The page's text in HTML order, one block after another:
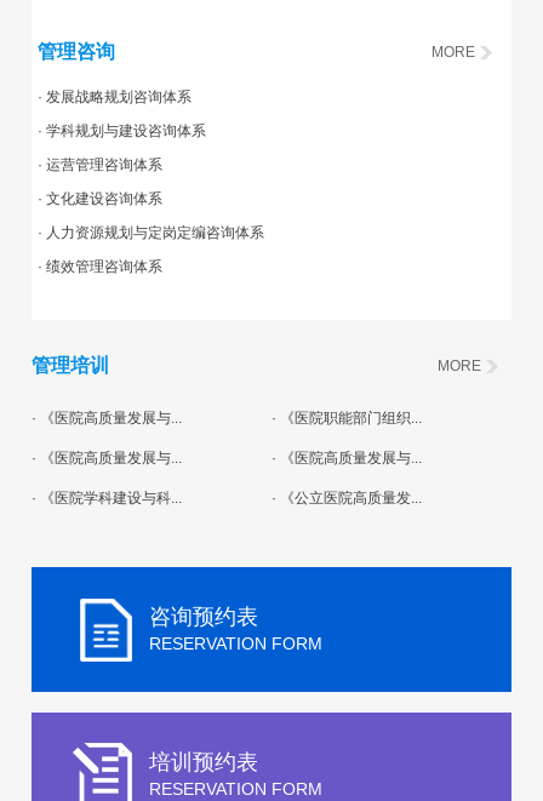
管理咨询 MORE
· 发展战略规划咨询体系
· 学科规划与建设咨询体系
· 运营管理咨询体系
· 文化建设咨询体系
· 人力资源规划与定岗定编咨询体系
· 绩效管理咨询体系
管理培训 MORE
· 《医院高质量发展与... · 《医院职能部门组织...
· 《医院高质量发展与... · 《医院高质量发展与...
· 《医院学科建设与科... · 《公立医院高质量发...
咨询预约表
RESERVATION FORM
培训预约表
RESERVATION FORM